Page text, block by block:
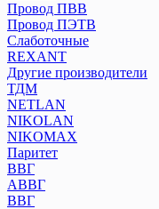
Провод ПВВ
Провод ПЭТВ
Слаботочные
REXANT
Другие производители
ТДМ
NETLAN
NIKOLAN
NIKOMAX
Паритет
ВВГ
АВВГ
ВВГ